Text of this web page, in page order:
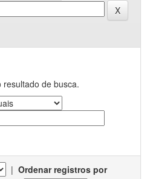
de busca.
| Ordenar registros por